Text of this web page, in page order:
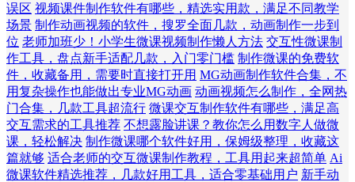
误区 视频课件制作软件有哪些，精选实用款，满足不同教学
场景 制作动画视频的软件，搜罗全面几款，动画制作一步到
位 老师加班少！小学生微课视频制作懒人方法 交互性微课制
作工具，盘点新手适配几款，入门零门槛 制作微课的免费软
件，收藏备用，需要时直接打开用 MG动画制作软件合集，不
用复杂操作也能做出专业MG动画 动画视频怎么制作，全网热
门合集，几款工具超流行 微课交互制作软件有哪些，满足高
交互需求的工具推荐 不想露脸讲课？教你怎么用数字人做微
课，轻松解决 制作微课哪个软件好用，保姆级整理，收藏这
篇就够 适合老师的交互微课制作教程，工具用起来超简单 Ai
微课软件精选推荐，几款好用工具，适合零基础用户 新手动